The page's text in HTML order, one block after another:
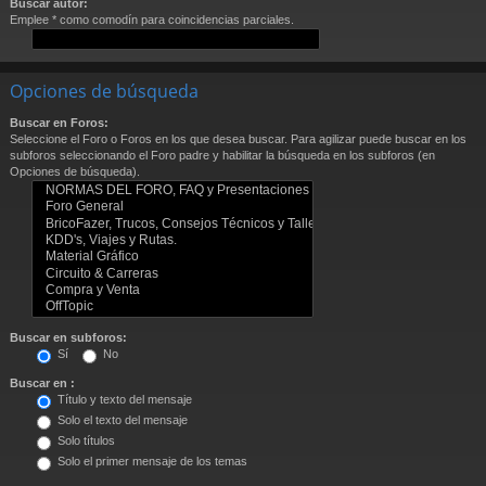
Buscar autor:
Emplee * como comodín para coincidencias parciales.
Opciones de búsqueda
Buscar en Foros:
Seleccione el Foro o Foros en los que desea buscar. Para agilizar puede buscar en los
subforos seleccionando el Foro padre y habilitar la búsqueda en los subforos (en
Opciones de búsqueda).
Buscar en subforos:
Sí
No
Buscar en :
Título y texto del mensaje
Solo el texto del mensaje
Solo títulos
Solo el primer mensaje de los temas